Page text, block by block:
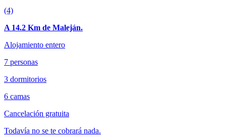
(4)
A 14.2 Km de Maleján.
Alojamiento entero
7 personas
3 dormitorios
6 camas
Cancelación gratuita
Todavía no se te cobrará nada.